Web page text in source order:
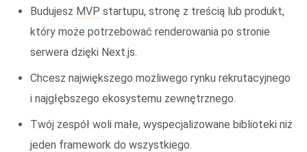
Budujesz MVP startupu, stronę z treścią lub produkt,
który może potrzebować renderowania po stronie
serwera dzięki Next.js.
Chcesz największego możliwego rynku rekrutacyjnego
i najgłębszego ekosystemu zewnętrznego.
Twój zespół woli małe, wyspecjalizowane biblioteki niż
jeden framework do wszystkiego.